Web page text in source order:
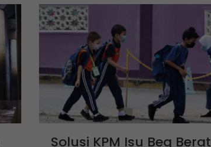
Solusi KPM Isu Beg Berat